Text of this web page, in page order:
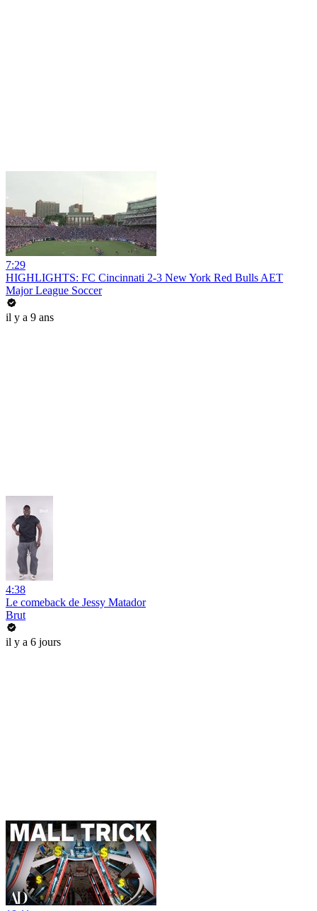
7:29
HIGHLIGHTS: FC Cincinnati 2-3 New York Red Bulls AET
Major League Soccer
il y a 9 ans
4:38
Le comeback de Jessy Matador
Brut
il y a 6 jours